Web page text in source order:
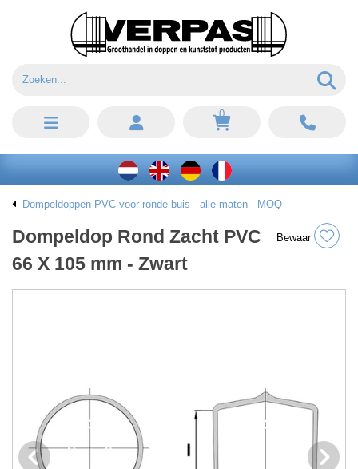
0
Dompeldoppen PVC voor ronde buis - alle maten - MOQ
Dompeldop Rond Zacht PVC
66 X 105 mm - Zwart
Bewaar